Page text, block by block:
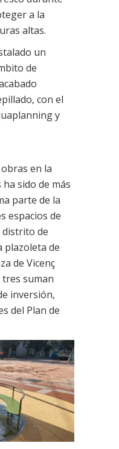
a la
altas.
un
de
con el
y
en la
ha sido de más
parte de la
espacios de
distrito de
plazoleta de
de Vicenç
suman
inversión,
del Plan de